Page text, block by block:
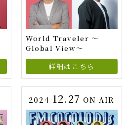
World Traveler ～
Global View～
詳細はこちら
2024 12.27 ON AIR